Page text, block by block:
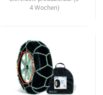
4 Wochen)